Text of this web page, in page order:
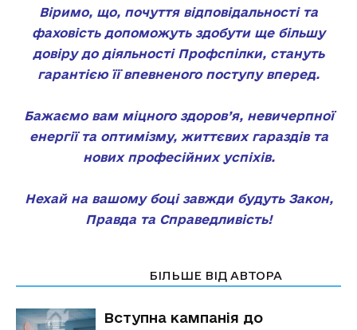
Віримо, що, почуття відповідальності та
фаховість допоможуть здобути ще більшу
довіру до діяльності Профспілки, стануть
гарантією її впевненого поступу вперед.
Бажаємо вам міцного здоров’я, невичерпної
енергії та оптимізму, життєвих гараздів та
нових професійних успіхів.
Нехай на вашому боці завжди будуть Закон,
Правда та Справедливість!
БІЛЬШЕ ВІД АВТОРА
Вступна кампанія до